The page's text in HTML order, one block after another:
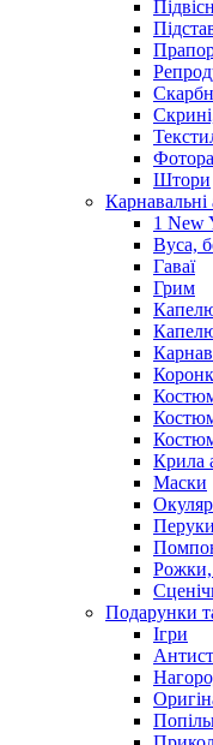
Штори
Карнавальні
1 New
Вуса,
Гаваї
Грим
Крила
Маски
Перуки
Рожки,
Подарунки
Ігри